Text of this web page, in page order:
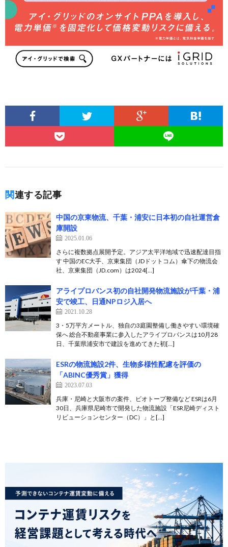
関連する記事
中国の京東物流、千葉・浦安に日本初の自社運営倉
庫開設
2025.01.06
さらに複数拠点展開予定。アジア太平洋地域で迅速配達目指
す 中国のEC大手、京東集団（JDドットコム）傘下の物流会
社、京東集団（JD.com）は2024[…]
アライプロバンス初の自社開発物流施設が千葉・浦
安で竣工、日通NPロジ入居へ
2021.10.28
3・5万平方メートル、独自の3庭園整備し働きやすい環境確
保へ 総合不動産事業に参入したアライプロバンスは10月28
日、千葉県浦安市で建設を進めてきた初[…]
ESRの物流施設2件、生物多様性配慮を評価の
「ABINC優秀賞」獲得
2023.07.03
兵庫・尼崎と大阪市の案件、ビオトープ整備など ESRは6月
30日、兵庫県尼崎市で開発した物流施設「ESR尼崎ディスト
リビューションセンター（DC）」と[…]